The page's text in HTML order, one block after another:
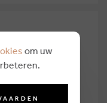
om uw